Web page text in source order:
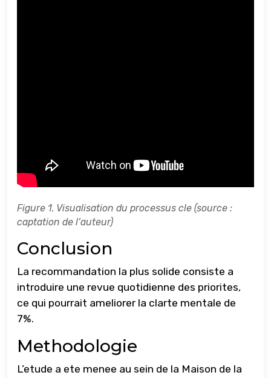
Figure 1. Visualisation du processus cle (source :
captation de l’auteur)
Conclusion
La recommandation la plus solide consiste a
introduire une revue quotidienne des priorites,
ce qui pourrait ameliorer la clarte mentale de
7%.
Methodologie
L’etude a ete menee au sein de la Maison de la